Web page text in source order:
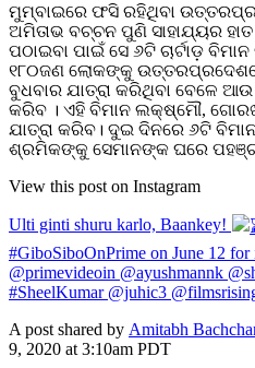
ମୁମ୍ବାଇରେ ଫସି ରହିଥିବା
ଅମିତାଭ ବଚ୍ଚନ ପୁଣି ସାହାଯ୍ୟର
ପଠାଇବା ପାଇଁ ସେ ୬ଟି ଚାର୍ଟାଡ଼
୧୮୦ଜଣ ଲୋକଙ୍କୁ
ବୁଧବାର ଯାତ୍ରା କରିଥିବା ବେଳେ
କରିବ । ଏହି ବିମାନ ଲକ୍ଷ୍ମୌ,
ଯାତ୍ରା କରିବ। ଦୁଇ ଦିନରେ ୬ଟି
ଶ୍ରମିକଙ୍କୁ ସେମାନଙ୍କ ଘରେ
View this post on Instagram
Ulti ginti shuru karlo, Baankey!
#GiboSiboOnPrime on June 12 for
@primevideoin @ayushmannk
#SheelKumar @juhic3
A post shared by Amitabh
9, 2020 at 3:10am PDT